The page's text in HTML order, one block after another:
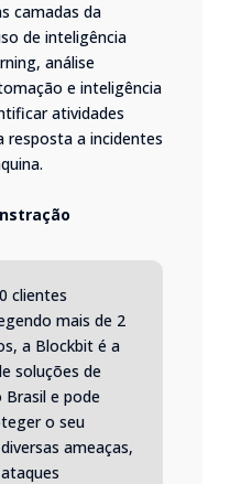
camadas da
de inteligência
análise
e inteligência
atividades
resposta a incidentes
clientes
mais de 2
a Blockbit é a
soluções de
Brasil e pode
o seu
ameaças,